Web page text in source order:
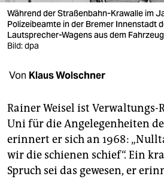
shop
fragen & hilfe
unterstützen
abo
genossenschaft
epaper login
Während der Straßenbahn-Krawalle im
Polizeibeamte in der Bremer Innenstadt
Lautsprecher-Wagens aus dem
Bild: dpa
Von Klaus Wolschner
Rainer Weisel ist Verwaltungs-
Uni für die Angelegenheiten des
erinnert er sich an 1968:
wir die schienen schief“. Ein
Spruch sei das gewesen, er